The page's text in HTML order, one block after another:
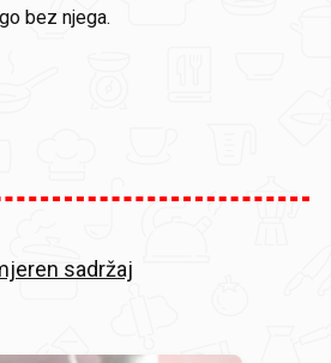
bez njega.
sadržaj